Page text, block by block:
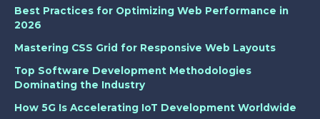
Best Practices for Optimizing Web Performance in
2026
Mastering CSS Grid for Responsive Web Layouts
Top Software Development Methodologies
Dominating the Industry
How 5G Is Accelerating IoT Development Worldwide